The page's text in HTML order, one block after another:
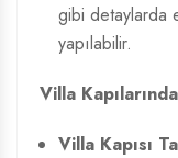
gibi detaylarda
yapılabilir.
Villa
Villa Kapısı